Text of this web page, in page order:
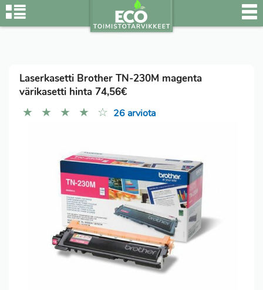
Laserkasetti Brother TN-230M magenta
värikasetti hinta 74,56€
★ ★ ★ ★ ☆ 26 arviota